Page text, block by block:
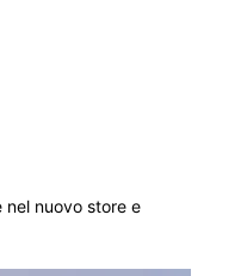
nel nuovo store e